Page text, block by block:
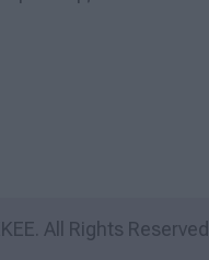
All Rights Reserved